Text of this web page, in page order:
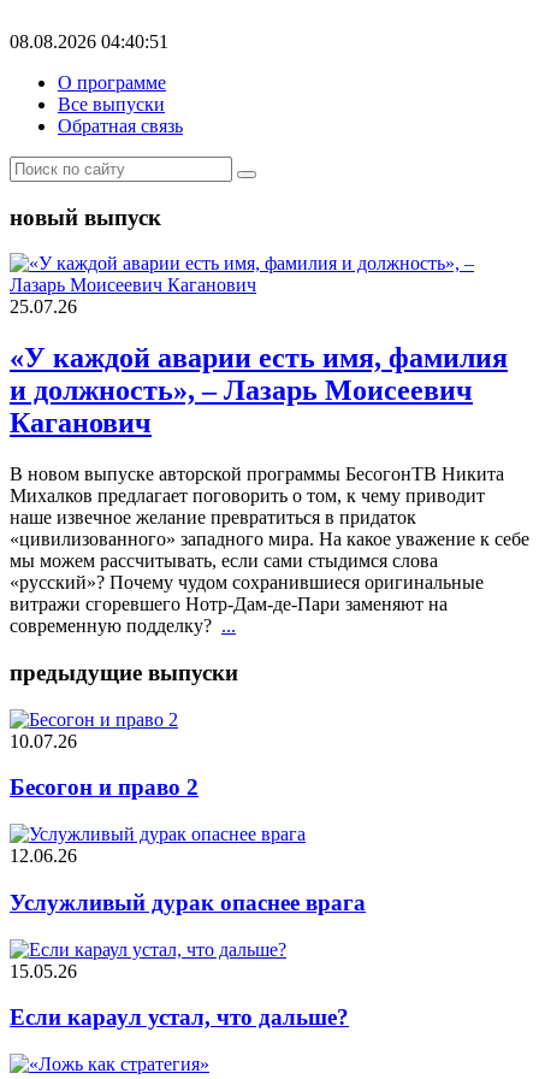
08.08.2026 04:40:51
О программе
Все выпуски
Обратная связь
новый выпуск
25.07.26
«У каждой аварии есть имя, фамилия
и должность», – Лазарь Моисеевич
Каганович
В новом выпуске авторской программы БесогонТВ Никита
Михалков предлагает поговорить о том, к чему приводит
наше извечное желание превратиться в придаток
«цивилизованного» западного мира. На какое уважение к себе
мы можем рассчитывать, если сами стыдимся слова
«русский»? Почему чудом сохранившиеся оригинальные
витражи сгоревшего Нотр-Дам-де-Пари заменяют на
современную подделку? ...
предыдущие выпуски
10.07.26
Бесогон и право 2
12.06.26
Услужливый дурак опаснее врага
15.05.26
Если караул устал, что дальше?